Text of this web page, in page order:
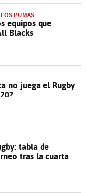
PUMAS
equipos que
Blacks
no juega el Rugby
tabla de
tras la cuarta